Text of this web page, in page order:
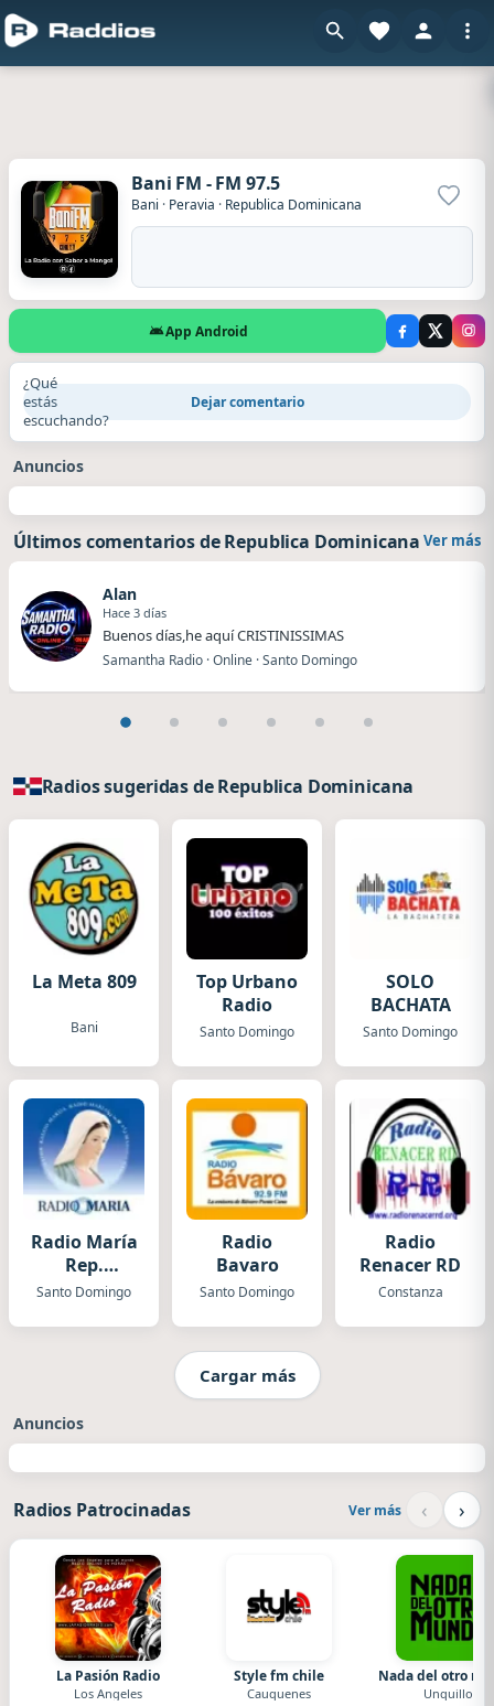
Bani FM - FM 97.5
Bani · Peravia · Republica Dominicana
App Android
¿Qué
estás
escuchando?
Dejar comentario
Anuncios
Últimos comentarios de Republica Dominicana Ver más
Alan
Hace 3 días
Buenos días,he aquí CRISTINISSIMAS
Samantha Radio · Online · Santo Domingo
Radios sugeridas de Republica Dominicana
La Meta 809
Bani
Top Urbano
Radio
Santo Domingo
SOLO
BACHATA
Santo Domingo
Radio María
Rep.
Dominicana
Santo Domingo
Radio
Bavaro
Santo Domingo
Radio
Renacer RD
Constanza
Cargar más
Anuncios
Radios Patrocinadas Ver más ‹ ›
La Pasión Radio
Los Angeles
Style fm chile
Cauquenes
Nada del otro
Unquillo